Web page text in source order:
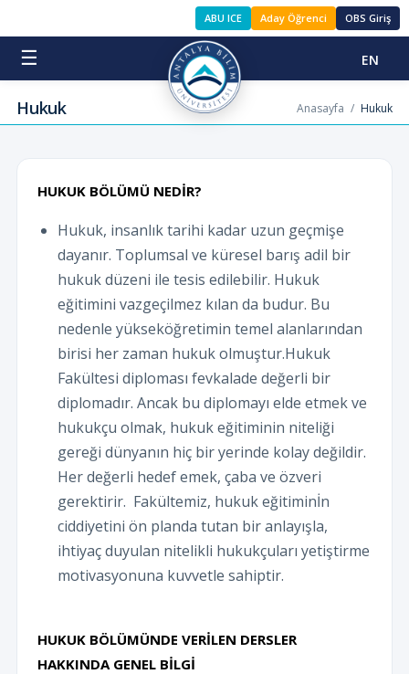
ABU ICE Aday Öğrenci OBS Giriş
☰ EN
Hukuk Anasayfa / Hukuk
HUKUK BÖLÜMÜ NEDİR?
Hukuk, insanlık tarihi kadar uzun geçmişe
dayanır. Toplumsal ve küresel barış adil bir
hukuk düzeni ile tesis edilebilir. Hukuk
eğitimini vazgeçilmez kılan da budur. Bu
nedenle yükseköğretimin temel alanlarından
birisi her zaman hukuk olmuştur.Hukuk
Fakültesi diploması fevkalade değerli bir
diplomadır. Ancak bu diplomayı elde etmek ve
hukukçu olmak, hukuk eğitiminin niteliği
gereği dünyanın hiç bir yerinde kolay değildir.
Her değerli hedef emek, çaba ve özveri
gerektirir. Fakültemiz, hukuk eğitiminİn
ciddiyetini ön planda tutan bir anlayışla,
ihtiyaç duyulan nitelikli hukukçuları yetiştirme
motivasyonuna kuvvetle sahiptir.
HUKUK BÖLÜMÜNDE VERİLEN DERSLER
HAKKINDA GENEL BİLGİ